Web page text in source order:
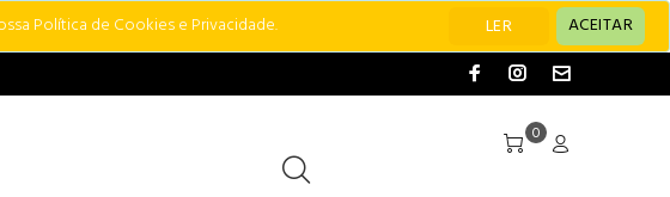
Política de Cookies e Privacidade. LER
ACEITAR
0